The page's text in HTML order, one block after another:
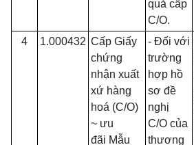
quả cấp
C/O.
4
1.000432 Cấp Giấy
chứng
nhận xuất
xứ hàng
hoá (C/O)
~ ưu
đãi Mẫu
- Đối với
trường
hợp hồ
sơ đề
nghị
C/O của
thương